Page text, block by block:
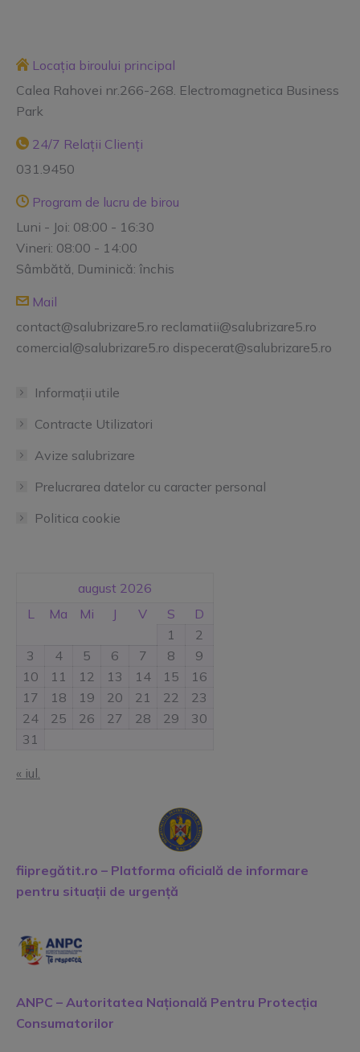
Locația biroului principal
Calea Rahovei nr.266-268. Electromagnetica Business
Park
24/7 Relații Clienți
031.9450
Program de lucru de birou
Luni - Joi: 08:00 - 16:30
Vineri: 08:00 - 14:00
Sâmbătă, Duminică: închis
Mail
contact@salubrizare5.ro reclamatii@salubrizare5.ro
comercial@salubrizare5.ro dispecerat@salubrizare5.ro
Informații utile
Contracte Utilizatori
Avize salubrizare
Prelucrarea datelor cu caracter personal
Politica cookie
august 2026
L
Ma Mi J V S
D
1
2
3
4 5 6 7 8
9
10
11 12 13 14 15
16
17
18 19 20 21 22
23
24
25 26 27 28 29
30
31
« iul.
fiipregătit.ro – Platforma oficială de informare
pentru situații de urgență
ANPC – Autoritatea Națională Pentru Protecția
Consumatorilor